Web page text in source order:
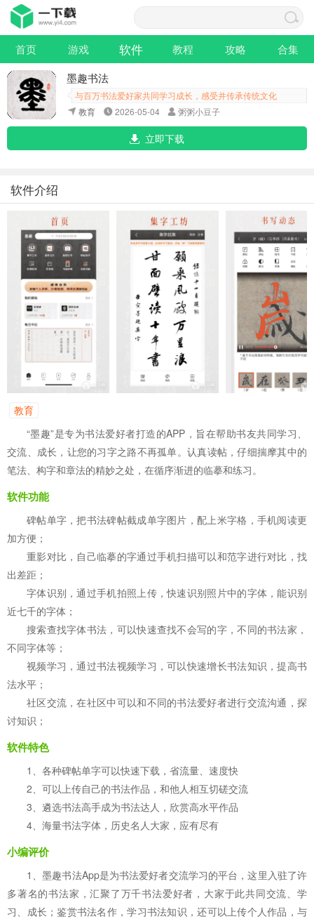
首页 游戏 软件 教程 攻略 合集
墨趣书法
与百万书法爱好家共同学习成长，感受并传承传统文化
教育
2026-05-04 粥粥小豆子
立即下载
软件介绍
教育
“墨趣”是专为书法爱好者打造的APP，旨在帮助书友共同学习、
交流、成长，让您的习字之路不再孤单。认真读帖，仔细揣摩其中的
笔法、构字和章法的精妙之处，在循序渐进的临摹和练习。
软件功能
碑帖单字，把书法碑帖截成单字图片，配上米字格，手机阅读更
加方便；
重影对比，自己临摹的字通过手机扫描可以和范字进行对比，找
出差距；
字体识别，通过手机拍照上传，快速识别照片中的字体，能识别
近七千的字体；
搜索查找字体书法，可以快速查找不会写的字，不同的书法家，
不同字体等；
视频学习，通过书法视频学习，可以快速增长书法知识，提高书
法水平；
社区交流，在社区中可以和不同的书法爱好者进行交流沟通，探
讨知识；
软件特色
1、各种碑帖单字可以快速下载，省流量、速度快
2、可以上传自己的书法作品，和他人相互切磋交流
3、遴选书法高手成为书法达人，欣赏高水平作品
4、海量书法字体，历史名人大家，应有尽有
小编评价
1、墨趣书法App是为书法爱好者交流学习的平台，这里入驻了许
多著名的书法家，汇聚了万千书法爱好者，大家于此共同交流、学
习、成长；鉴赏书法名作，学习书法知识，还可以上传个人作品，与